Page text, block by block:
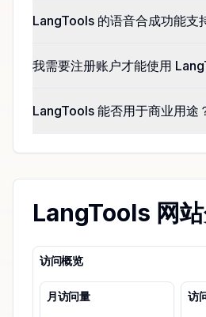
LangTools 的语音合成功能支
我需要注册账户才能使用
LangTools 能否用于商业用途
LangTools 网
访问概览
月访问量 访